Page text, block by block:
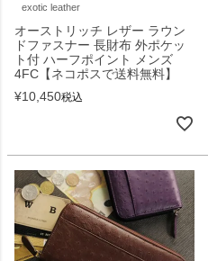
exotic leather
オーストリッチ レザー ラウン
ドファスナー 長財布 外ポケッ
ト付 ハーフポイント メンズ
4FC【ネコポスで送料無料】
¥10,450税込